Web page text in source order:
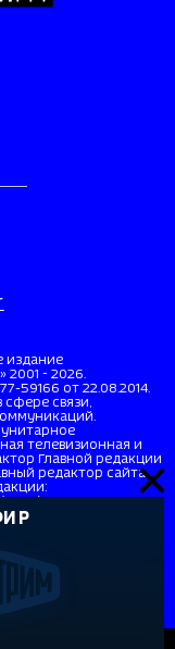
издание
2001 - 2026.
59166 от 22.08.2014.
связи,
телевизионная и
Главной редакции
редактор сайта
40-36-33. Все
на сайте, защищены в
законодательством
использование
только с
старше 16 лет (16+).